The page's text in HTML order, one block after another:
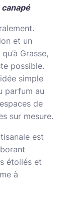
et un
Grasse,
possible.
simple
parfum au
de
sur mesure.
est
étoilés et
à